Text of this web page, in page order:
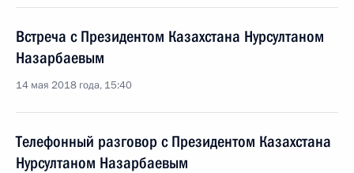
Встреча с Президентом Казахстана Нурсултаном
Назарбаевым
14 мая 2018 года, 15:40
Телефонный разговор с Президентом Казахстана
Нурсултаном Назарбаевым